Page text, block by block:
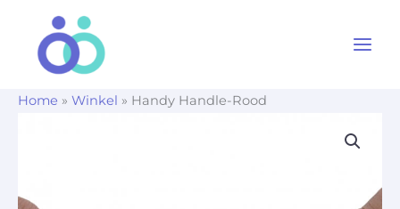
Home » Winkel » Handy Handle-Rood